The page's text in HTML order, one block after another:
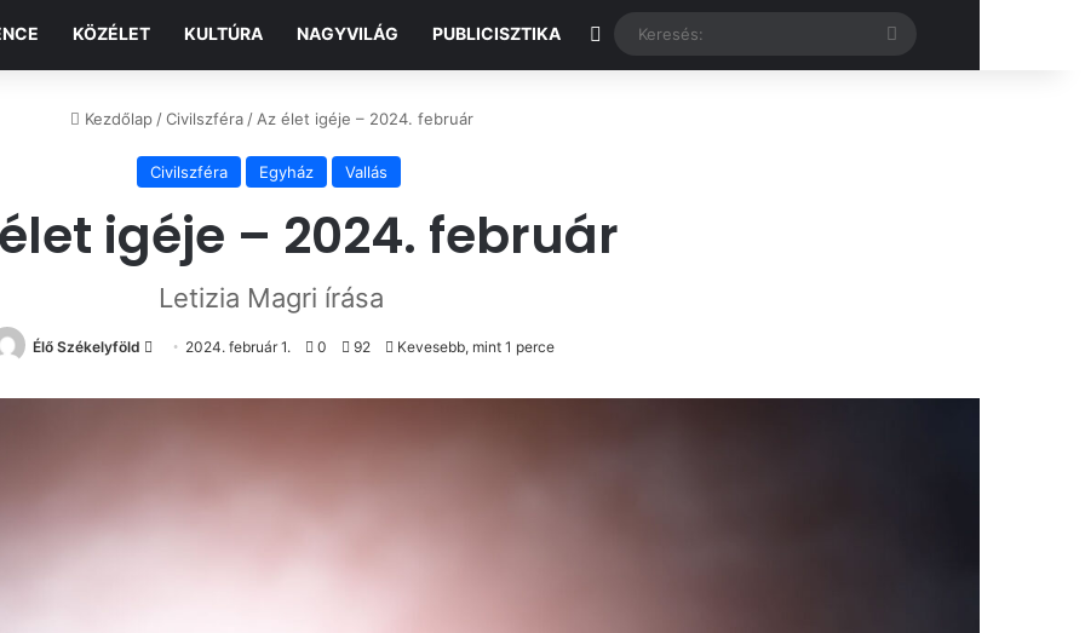
KÖZÉLET KULTÚRA NAGYVILÁG PUBLICISZTIKA Véletlen cikk
Kezdőlap / Civilszféra / Az élet igéje – 2024. február
Civilszféra Egyház Vallás
igéje – 2024. február
Letizia Magri írása
Élő Székelyföld
Send
email
2024. február 1. 0 92 Kevesebb, mint 1 perce